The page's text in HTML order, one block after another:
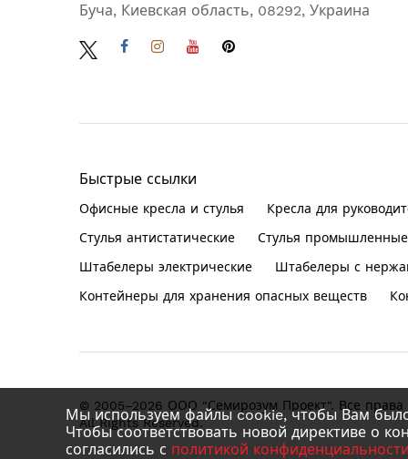
Мы используем файлы cookie, чтобы Вам
Чтобы соответствовать новой директиве о
согласились с политикой
Буча, Киевская область, 08292, Украина
Быстрые ссылки
Офисные кресла и стулья Кресла для
Стулья антистатические
Стулья промышленные
Штабелеры электрические
Штабелеры с
Контейнеры для хранения опасных веществ
© 2005–2026 ООО "Семирозум Проект". Все
All Rights Reserved.